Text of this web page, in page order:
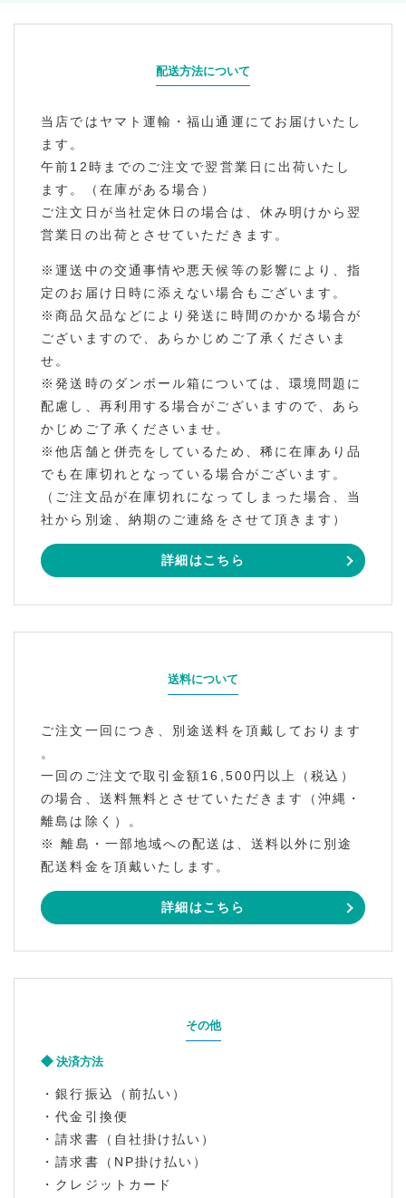
配送方法について
当店ではヤマト運輸・福山通運にてお届けいたし
ます。
午前12時までのご注文で翌営業日に出荷いたし
ます。（在庫がある場合）
ご注文日が当社定休日の場合は、休み明けから翌
営業日の出荷とさせていただきます。
※運送中の交通事情や悪天候等の影響により、指
定のお届け日時に添えない場合もございます。
※商品欠品などにより発送に時間のかかる場合が
ございますので、あらかじめご了承くださいま
せ。
※発送時のダンボール箱については、環境問題に
配慮し、再利用する場合がございますので、あら
かじめご了承くださいませ。
※他店舗と併売をしているため、稀に在庫あり品
でも在庫切れとなっている場合がございます。
（ご注文品が在庫切れになってしまった場合、当
社から別途、納期のご連絡をさせて頂きます）
詳細はこちら
送料について
ご注文一回につき、別途送料を頂戴しております
。
一回のご注文で取引金額16,500円以上（税込）
の場合、送料無料とさせていただきます（沖縄・
離島は除く）。
※ 離島・一部地域への配送は、送料以外に別途
配送料金を頂戴いたします。
詳細はこちら
その他
決済方法
・銀行振込（前払い）
・代金引換便
・請求書（自社掛け払い）
・請求書（NP掛け払い）
・クレジットカード